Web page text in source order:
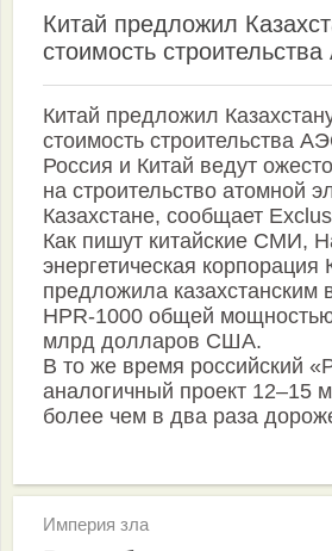
Китай предложил
стоимость
Китай предложил
стоимость строительства
Россия и Китай ведут
на строительство атомной
Казахстане, сообщает
Как пишут китайские СМИ,
энергетическая корпорация
предложила казахстанским
HPR-1000 общей
млрд долларов США.
В то же время российский
аналогичный проект 12–15
более чем в два раза
Империя зла